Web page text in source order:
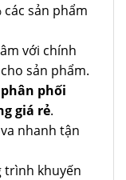
sản phẩm
với chính
sản phẩm.
phối
giá rẻ.
nhanh tận
trình khuyến